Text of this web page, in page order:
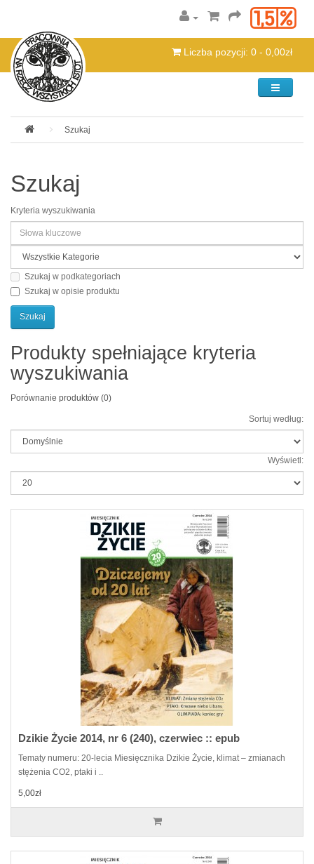
Liczba pozycji: 0 - 0,00zł
Kategorie
Szukaj
Szukaj
Kryteria wyszukiwania
Szukaj w podkategoriach
Szukaj w opisie produktu
Produkty spełniające kryteria
wyszukiwania
Porównanie produktów (0)
Sortuj według:
Wyświetl:
Dzikie Życie 2014, nr 6 (240), czerwiec :: epub
Tematy numeru: 20-lecia Miesięcznika Dzikie Życie, klimat – zmianach
stężenia CO2, ptaki i ..
5,00zł